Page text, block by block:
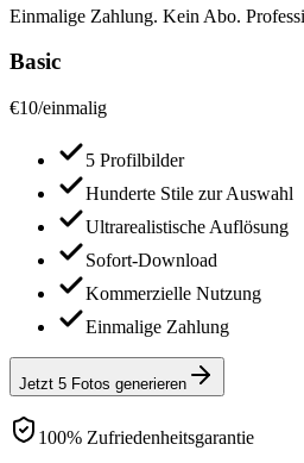
Einmalige Zahlung. Kein Abo.
Basic
€10/einmalig
5 Profilbilder
Hunderte Stile zur Auswahl
Ultrarealistische Auflösung
Sofort-Download
Kommerzielle Nutzung
Einmalige Zahlung
Jetzt 5 Fotos generieren
100% Zufriedenheitsgarantie